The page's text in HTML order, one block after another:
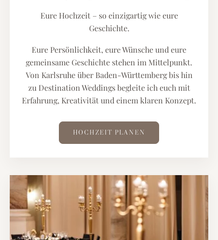
Eure Hochzeit – so einzigartig wie eure
Geschichte.
Eure Persönlichkeit, eure Wünsche und eure
gemeinsame Geschichte stehen im Mittelpunkt.
Von Karlsruhe über Baden-Württemberg bis hin
zu Destination Weddings begleite ich euch mit
Erfahrung, Kreativität und einem klaren Konzept.
HOCHZEIT PLANEN